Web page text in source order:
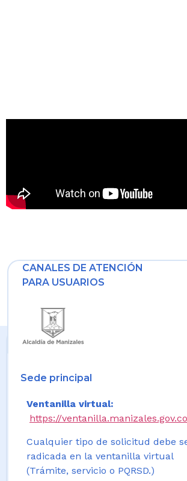
CANALES DE ATENCIÓN
PARA USUARIOS
Sede principal
Ventanilla virtual:
https://ventanilla.manizales.gov.co
Cualquier tipo de solicitud debe
radicada en la ventanilla virtual
(Trámite, servicio o PQRSD.)